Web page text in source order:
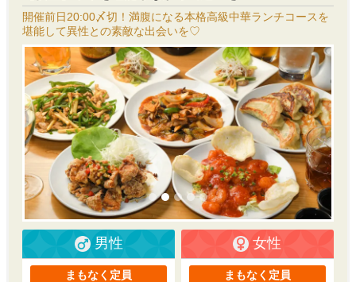
開催前日20:00〆切！満腹になる本格高級中華ランチコースを
堪能して異性との素敵な出会いを♡
男性
まもなく定員
女性
まもなく定員